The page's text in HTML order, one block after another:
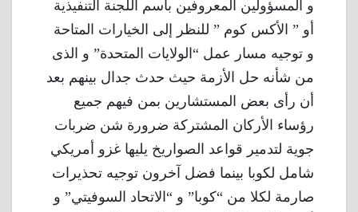
و المسؤولين المعروفين باسم اللجنة التنفيذية
أو ” الأكس كوم ” للنظر إلى الخيارات المتاحة
و توجيه مسار عمل “الولايات المتحدة” و الذى
من شأنه حل الأزمة حيث حدث جدال بينهم بعد
أن رأى بعض المستشارين بمن فيهم جميع
رؤساء الأركان المشتركة ضرورة شن ضربات
جوية لتدمير قواعد الصواريخ يليها غزو أمريكي
شامل لكوبا بينما فضل آخرون توجيه تحذيرات
صارمة لكلا من “كوبا” و “الاتحاد السوفيتي” و